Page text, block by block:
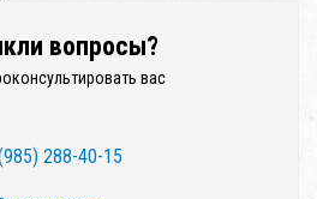
вопросы?
вас
288-40-15